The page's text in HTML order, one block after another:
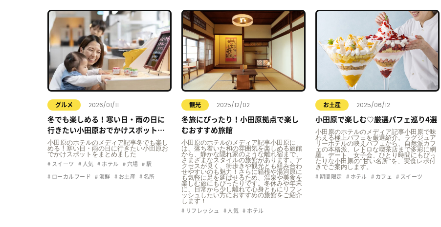
グルメ 2026/01/11
冬でも楽しめる！寒い日・雨の日に
行きたい小田原おでかけスポットま
とめ
小田原のホテルのメディア記事冬でも楽し
める！寒い日・雨の日に行きたい小田原お
でかけスポットをまとめました
スイーツ 人気 ホテル 穴場 駅
ローカルフード 海鮮 お土産 名所
観光 2025/12/02
冬旅にぴったり！小田原拠点で楽し
むおすすめ旅館
小田原のホテルのメディア記事小田原に
は、落ち着いた和の雰囲気を楽しめる旅館
から、静かな隠れ家のような離れ宿まで、
さまざまなスタイルの旅館があります。ア
クセスが良く、街歩きや観光とも組み合わ
せやすいのも魅力！さらに箱根や湯河原に
も気軽に足を延ばせるため、温泉や美食を
楽しむ旅にもぴったりです。冬休みや年末
に、日常から少し離れて心身ともにリフレ
ッシュしたい方におすすめの旅館をご紹介
します！
リフレッシュ 人気 ホテル
お土産 2025/06/12
小田原で楽しむ♡厳選パフェ巡り4選
小田原のホテルのメディア記事小田原で味
わえる極上パフェを厳選紹介。ラグジュア
リーホテルの映えパフェから、自然派カフ
ェの本格派、レトロな喫茶店まで多彩に網
羅。デート、女子会、ひとり時間にもぴっ
たりな小田原の“甘い名所”を、実食レポ付
きでご案内します。
期間限定 ホテル カフェ スイーツ